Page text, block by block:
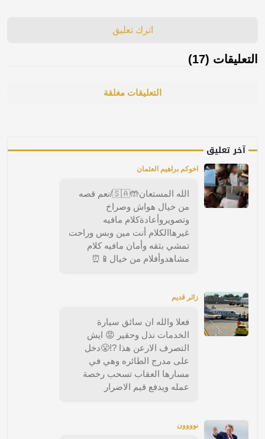
اترك تعليق
التعليقات (17)
التعليقات مغلقة
آخر تعليق
اخوكم براهيم العثمان
الله المستعان🤲🇸🇦/نعم قصه
من خيال هواش وصراخ
وتصويروأعادةكلام مافيه
غيرهاالكلام أنت مين وبس وراحت
تمشي بثقه وأمان مافيه كلام
مشاهدوأفلام من خيال📱⏰
زائر قديم
فعلا والله ان سائق سيارة
الخدمات نذل وحقير 😡 ايش
التصرف الارعن هذا ?!😤دخل
على مدرج الطائره وهي في
مسارها العقاب تسحب رخصة
عمله ويدفع قيم الاضرار
نوووون